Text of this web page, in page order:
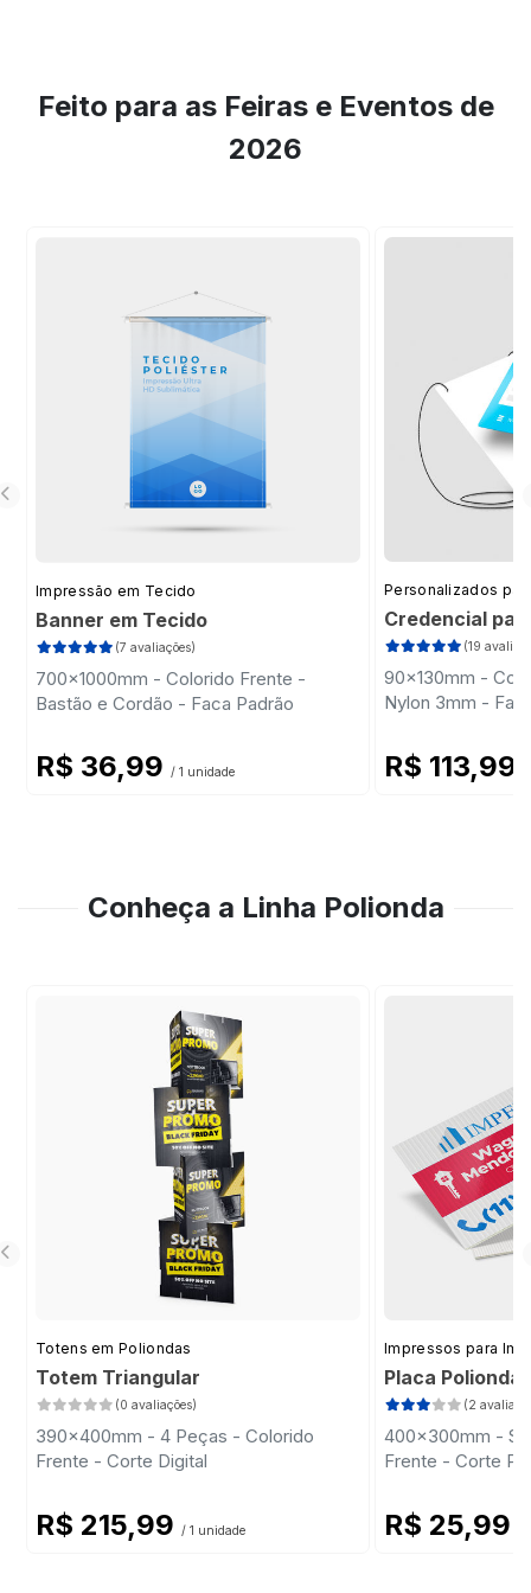
Feito para as Feiras e Eventos de
2026
Impressão em Tecido
Banner em Tecido
(7 avaliações)
700x1000mm - Colorido Frente -
Bastão e Cordão - Faca Padrão
R$ 36,99 / 1 unidade
Personalizados
Credencial
(19
90x130mm -
Nylon 3mm -
R$ 113,99
Conheça a Linha Polionda
Totens em Poliondas
Totem Triangular
(0 avaliações)
390x400mm - 4 Peças - Colorido
Frente - Corte Digital
R$ 215,99 / 1 unidade
Impressos para
Placa Polionda
(2
400x300mm -
Frente - Corte
R$ 25,99